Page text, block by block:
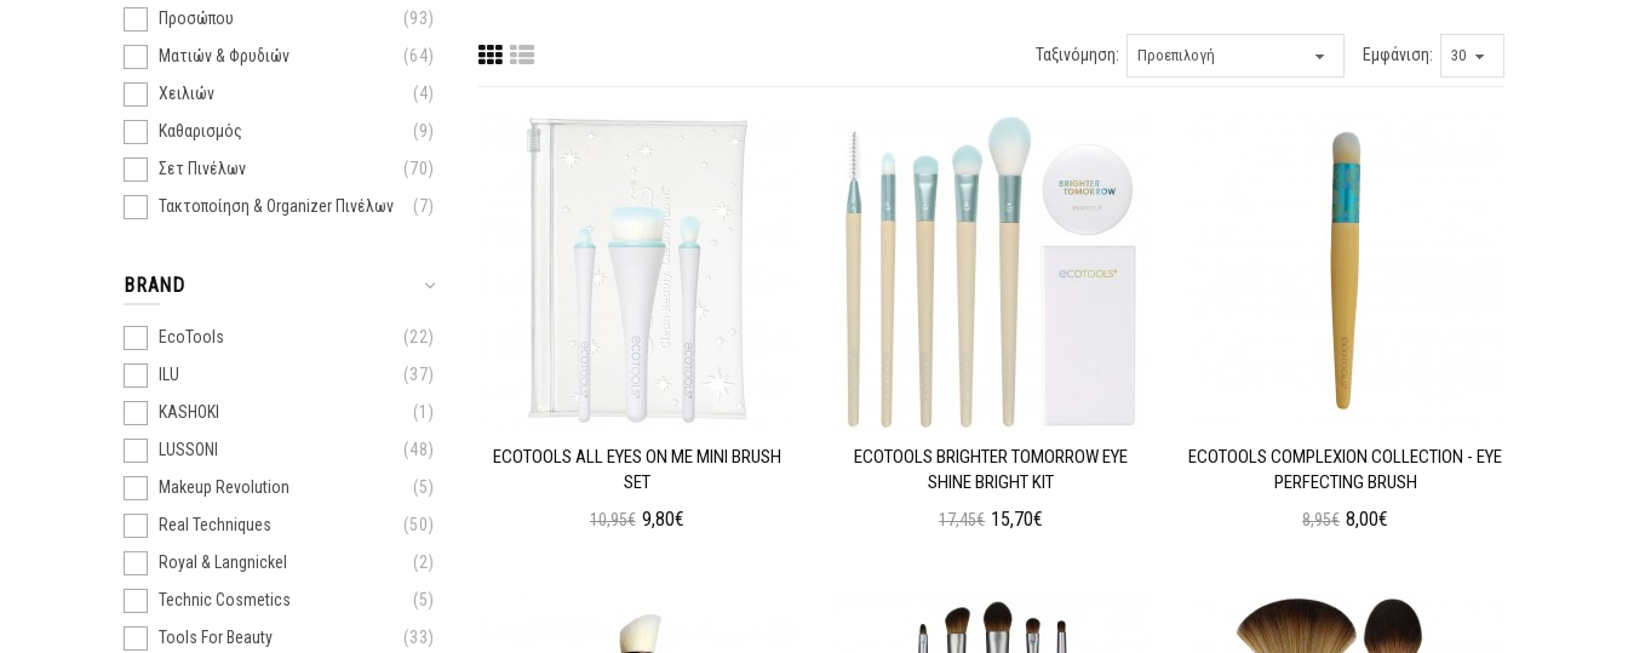
Προσώπου
93
Ματιών & Φρυδιών
64
Χειλιών
4
Καθαρισμός
9
Σετ Πινέλων
70
Τακτοποίηση & Organizer Πινέλων
7
BRAND
EcoTools
22
ILU
37
KASHOKI
1
LUSSONI
48
Makeup Revolution
5
Real Techniques
50
Royal & Langnickel
2
Technic Cosmetics
5
Tools For Beauty
33
Ταξινόμηση: Εμφάνιση:
ECOTOOLS ALL EYES ON ME MINI BRUSH
SET
10,95€ 9,80€
ECOTOOLS BRIGHTER TOMORROW EYE
SHINE BRIGHT KIT
17,45€ 15,70€
ECOTOOLS COMPLEXION COLLECTION - EYE
PERFECTING BRUSH
8,95€ 8,00€